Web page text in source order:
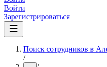
Войти
Зарегистрироваться
Поиск сотрудников в
/